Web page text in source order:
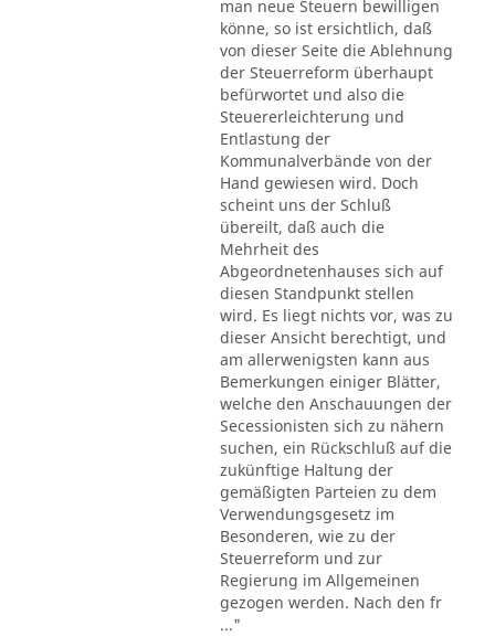
man neue Steuern bewilligen
könne, so ist ersichtlich, daß
von dieser Seite die Ablehnung
der Steuerreform überhaupt
befürwortet und also die
Steuererleichterung und
Entlastung der
Kommunalverbände von der
Hand gewiesen wird. Doch
scheint uns der Schluß
übereilt, daß auch die
Mehrheit des
Abgeordnetenhauses sich auf
diesen Standpunkt stellen
wird. Es liegt nichts vor, was zu
dieser Ansicht berechtigt, und
am allerwenigsten kann aus
Bemerkungen einiger Blätter,
welche den Anschauungen der
Secessionisten sich zu nähern
suchen, ein Rückschluß auf die
zukünftige Haltung der
gemäßigten Parteien zu dem
Verwendungsgesetz im
Besonderen, wie zu der
Steuerreform und zur
Regierung im Allgemeinen
gezogen werden. Nach den fr
..."